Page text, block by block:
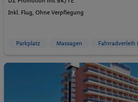
Inkl. Flug, Ohne Verpflegung
Parkplatz Massagen Fahrradverleih